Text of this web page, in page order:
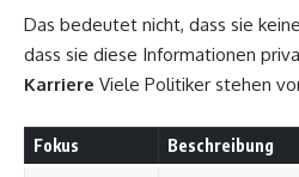
Das bedeutet nicht, dass sie
dass sie diese Informationen
Karriere Viele Politiker stehen
Fokus Beschreibung